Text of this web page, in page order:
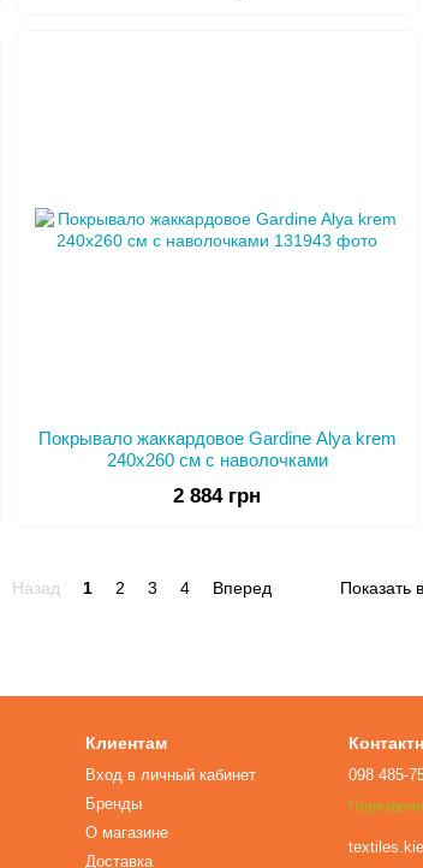
Покрывало жаккардовое Gardine Alya krem
240х260 см с наволочками
2 884 грн
Назад 1 2 3 4 Вперед Показать
Клиентам
Вход в личный кабинет
Бренды
О магазине
Доставка
098 485-